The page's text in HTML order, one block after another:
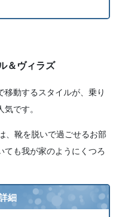
＆ヴィラズ
動するスタイルが、乗り
です。
、靴を脱いで過ごせるお部
ても我が家のようにくつろ
細